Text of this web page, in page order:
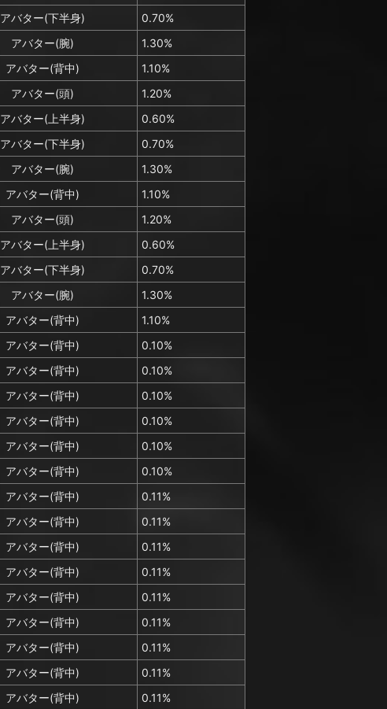
アバター(下半身)
0.70%
アバター(腕)
1.30%
アバター(背中)
1.10%
アバター(頭)
1.20%
アバター(上半身)
0.60%
アバター(下半身)
0.70%
アバター(腕)
1.30%
アバター(背中)
1.10%
アバター(頭)
1.20%
アバター(上半身)
0.60%
アバター(下半身)
0.70%
アバター(腕)
1.30%
アバター(背中)
1.10%
アバター(背中)
0.10%
アバター(背中)
0.10%
アバター(背中)
0.10%
アバター(背中)
0.10%
アバター(背中)
0.10%
アバター(背中)
0.10%
アバター(背中)
0.11%
アバター(背中)
0.11%
アバター(背中)
0.11%
アバター(背中)
0.11%
アバター(背中)
0.11%
アバター(背中)
0.11%
アバター(背中)
0.11%
アバター(背中)
0.11%
アバター(背中)
0.11%